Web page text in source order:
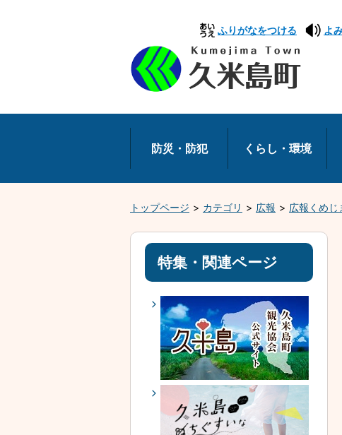
本
文
へ
移
動
ふりがなをつける よ
防災・防犯 くらし・環境
トップページ カテゴリ 広報 広報くめじ
特集・関連ページ